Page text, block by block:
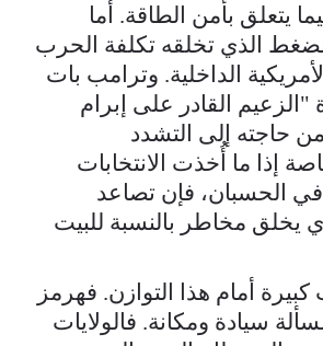
يتعلق بأمن الطاقة. أما
الذي تخلقه تكلفة الحرب
الداخلية. وترامب بات
القادر على إبرام
حاجته إلى التشدد
إذا ما أُخذت الانتخابات
في الحسبان، فإن تصاعد
يخلق مخاطر بالنسبة للبيت
أمام هذا التوازن. فهرمز
سيادة ومكانة. فالولايات